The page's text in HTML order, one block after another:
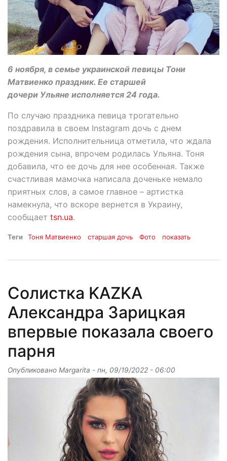
6 ноября, в семье украинской певицы Тони
Матвиенко праздник. Ее старшей
дочери Ульяне исполняется 24 года.
По случаю праздника певица трогательно
поздравила в своем Instagram дочь с днем
рождения. Исполнительница отметила, что ждала
рождения сына, впрочем родилась Ульяна. Тоня
добавила, что ее дочь для нее особенная. Также
счастливая мамочка написала доченьке немало
приятных слов, а самое главное – артистка
намекнула, что вскоре вернется в Украину,
сообщает tsn.ua.
Теги Тоня Матвиенко старшая дочь Фото показать
Солистка KAZKA
Александра Зарицкая
впервые показала своего
парня
Опубликовано Margarita - пн, 09/19/2022 - 06:00